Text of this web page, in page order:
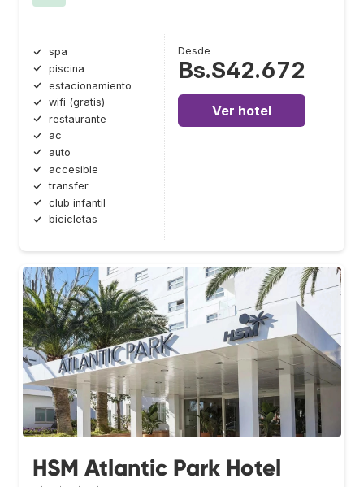
spa
piscina
estacionamiento
wifi (gratis)
restaurante
ac
auto
accesible
transfer
club infantil
bicicletas
Desde
Bs.S42.672
Ver hotel
HSM Atlantic Park Hotel